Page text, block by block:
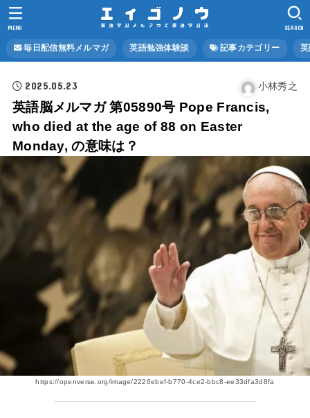
毎日配信無料メルマガ 英語勉強体験談 記事カテゴリー
SEARCH
MENU
2025.05.23 小林秀之
英語脳メルマガ 第05890号 Pope Francis,
who died at the age of 88 on Easter
Monday, の意味は？
https://openverse.org/image/2226ebef-b770-4ce2-bbc8-ee33dfa3d8fa